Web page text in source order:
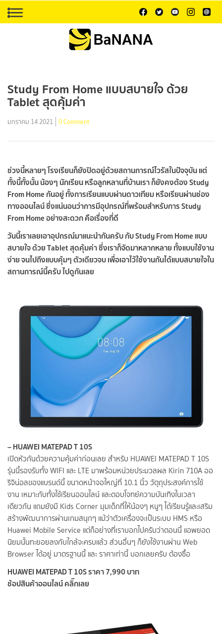
Study From Home แบบสบายใจ ด้วย
Tablet สุดคุ้มค่า
มกราคม 14 2021 0 Comment
ช่วงนี้หลายๆ โรงเรียนก็ยังปิดอยู่ด้วยสถานการณ์ไวรัสในปัจจุบัน แต่
ทั้งนี้ทั้งนั้น น้องๆ นักเรียน หรือลูกหลานที่บ้านเรา ก็ยังคงต้อง Study
From Home กันอยู่ ทั้งการเรียนแบบผ่านดาวเทียม หรือเรียนผ่านช่อง
ทางออนไลน์ ซึ่งแน่นอนว่าการมีอุปกรณ์ที่พร้อมสำหรับการ Study
From Home อย่างสะดวก คือเรื่องที่ดี
วันนี้เราเลยเอาอุปกรณ์มาแนะนำกันครับ กับ Study From Home แบบ
สบายใจ ด้วย Tablet สุดคุ้มค่า ซึ่งเราก็จัดมาหลากหลาย ทั้งแบบใช้งาน
ง่าย จนไปถึงแบบคุ้มๆ ตัวเดียวจบ เพื่อเอาไว้ใช้งานกันได้แบบสบายใจใน
สถานการณ์นี้ครับ ไปดูกันเลย
– HUAWEI MATEPAD T 10S
เปิดหัวกันด้วยความคุ้มค่าก่อนเลย สำหรับ HUAWEI MATEPAD T 10S
รุ่นนี้รองรับทั้ง WIFI และ LTE มาพร้อมหน่วยประมวลผล Kirin 710A ออ
ริจิน่อลของแบรนด์นี้ ขนาดหน้าจอใหญ่ที่ 10.1 นิ้ว วัตุถุประสงค์การใช้
งาน เหมาะกับทั้งใช้เรียนออนไลน์ และตอบโจทย์ความบันเทิงในเวลา
เดียวกัน แถมยังมี Kids Corner มุมเด็กที่ให้น้องๆ หนูๆ ได้เรียนรู้และเสริม
สร้างพัฒนาการผ่านเกมสนุกๆ แม้ว่าตัวเครื่องจะเป็นระบบ HMS หรือ
Huawei Mobile Service แต่ก็อย่างที่เราบอกไปครับว่าตอนนี้ แอพยอด
นิยมนั้นทะยอยลงกับใกล้จะครบแล้ว ส่วนอื่นๆ ก็ยังใช้งานผ่าน Web
Browser ได้อยู่ มาตรฐานนี้ และ ราคาเท่านี้ บอกเลยครับ ต้องซื้อ
HUAWEI MATEPAD T 10S ราคา 7,990 บาท
ช้อปสินค้าออนไลน์ คลิ๊กเลย